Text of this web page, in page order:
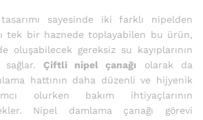
tasarımı sayesinde iki farklı nipelden
tek bir haznede toplayabilen bu ürün,
oluşabilecek gereksiz su kayıplarının
sağlar. Çiftli nipel çanağı olarak da
hattının daha düzenli ve hijyenik
olurken bakım ihtiyaçlarının
Nipel damlama çanağı görevi